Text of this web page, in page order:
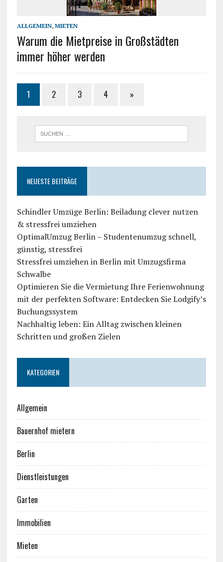
ALLGEMEIN, MIETEN
Warum die Mietpreise in Großstädten
immer höher werden
1 2 3 4 »
NEUESTE BEITRÄGE
Schindler Umzüge Berlin: Beiladung clever nutzen
& stressfrei umziehen
OptimalUmzug Berlin – Studentenumzug schnell,
günstig, stressfrei
Stressfrei umziehen in Berlin mit Umzugsfirma
Schwalbe
Optimieren Sie die Vermietung Ihre Ferienwohnung
mit der perfekten Software: Entdecken Sie Lodgify’s
Buchungssystem
Nachhaltig leben: Ein Alltag zwischen kleinen
Schritten und großen Zielen
KATEGORIEN
Allgemein
Bauernhof mietern
Berlin
Dienstleistungen
Garten
Immobilien
Mieten